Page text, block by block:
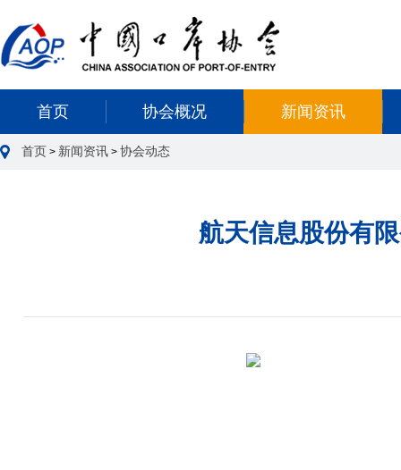
首页 协会概况 新闻资讯
首页 > 新闻资讯 > 协会动态
航天信息股份有